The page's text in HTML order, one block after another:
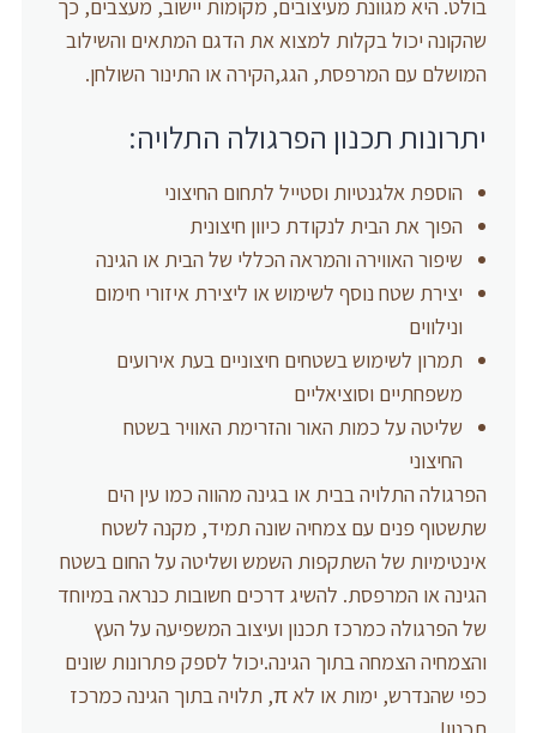
בולט. היא מגוונת מעיצובים, מקומות יישוב, מעצבים, כך
שהקונה יכול בקלות למצוא את הדגם המתאים והשילוב
המושלם עם המרפסת, הגג,הקירה או התינור השולחן.
יתרונות תכנון הפרגולה התלויה:
הוספת אלגנטיות וסטייל לתחום החיצוני
הפוך את הבית לנקודת כיוון חיצונית
שיפור האווירה והמראה הכללי של הבית או הגינה
יצירת שטח נוסף לשימוש או ליצירת איזורי חימום
ונילווים
תמרון לשימוש בשטחים חיצוניים בעת אירועים
משפחתיים וסוציאליים
שליטה על כמות האור והזרימת האוויר בשטח
החיצוני
הפרגולה התלויה בבית או בגינה מהווה כמו עין הים
שתשטוף פנים עם צמחיה שונה תמיד, מקנה לשטח
אינטימיות של השתקפות השמש ושליטה על החום בשטח
הגינה או המרפסת. להשיג דרכים חשובות כנראה במיוחד
של הפרגולה כמרכז תכנון ועיצוב המשפיעה על העץ
והצמחיה הצמחה בתוך הגינה.יכול לספק פתרונות שונים
כפי שהנדרש, ימות או לא π, תלויה בתוך הגינה כמרכז